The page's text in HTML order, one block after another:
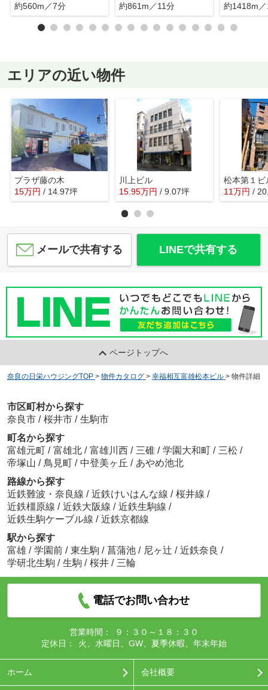
約560m／7分
約861m／11分
約1418m
エリアの近い物件
プラザ藤の木
15万円 / 14.97坪
川上ビル
15.95万円 / 9.07坪
松本第１ビ
11万円 /
メールで共有する LINEで共有する
ページトップへ
奈良の日栄ハウジングTOP > 物件カタログ > 幸福相互富雄松本ビル > 物件詳細
市区町村から探す
奈良市 / 桜井市 / 生駒市
町名から探す
富雄元町 / 富雄北 / 富雄川西 / 三碓 / 学園大和町 / 三松 /
帝塚山 / 鳥見町 / 中登美ヶ丘 / あやめ池北
路線から探す
近鉄難波・奈良線 / 近鉄けいはんな線 / 桜井線 /
近鉄橿原線 / 近鉄大阪線 / 近鉄生駒線 /
近鉄生駒ケーブル線 / 近鉄京都線
駅から探す
富雄 / 学園前 / 東生駒 / 菖蒲池 / 尼ヶ辻 / 近鉄奈良 /
学研北生駒 / 生駒 / 桜井 / 三輪
電話でお問い合わせ
営業時間：
９：３０～１８：３０
定休日：
火、水曜日、GW、夏季休暇、年末年始
ホーム 会社概要